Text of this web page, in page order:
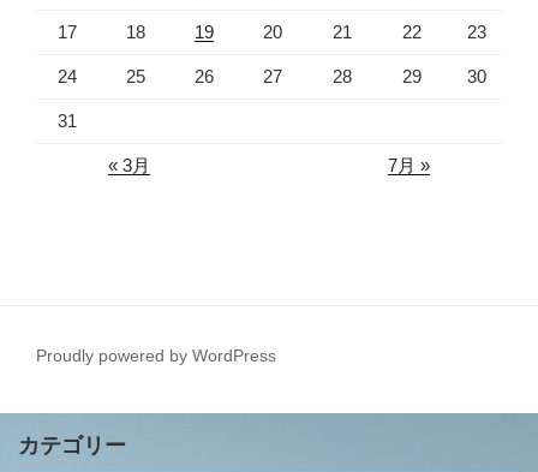
17 18 19 20 21 22 23
24 25 26 27 28 29 30
31
« 3月 7月 »
Proudly powered by WordPress
カテゴリー